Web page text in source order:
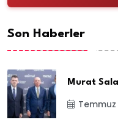
Son Haberler
Murat